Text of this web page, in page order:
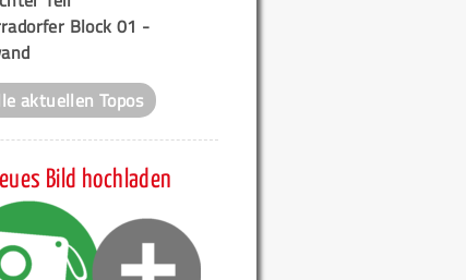
Block 01 -
aktuellen Topos
Bild hochladen